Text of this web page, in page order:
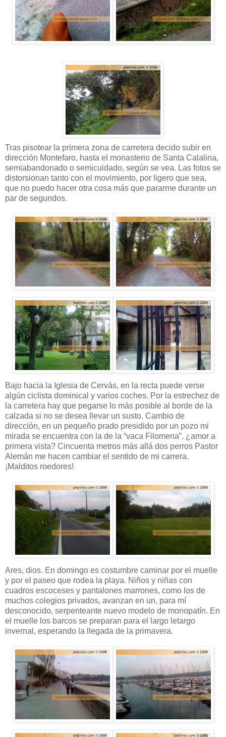
Tras pisotear la primera zona de carretera decido subir en
dirección Montefaro, hasta el monasterio de Santa Calalina,
semiabandonado o semicuidado, según se vea. Las fotos se
distorsionan tanto con el movimiento, por ligero que sea,
que no puedo hacer otra cosa más que pararme durante un
par de segundos.
Bajo hacia la Iglesia de Cervás, en la recta puede verse
algún ciclista dominical y varios coches. Por la estrechez de
la carretera hay que pegarse lo más posible al borde de la
calzada si no se desea llevar un susto. Cambio de
dirección, en un pequeño prado presidido por un pozo mi
mirada se encuentra con la de la “vaca Filomena”, ¿amor a
primera vista? Cincuenta metros más allá dos perros Pastor
Alemán me hacen cambiar el sentido de mi carrera.
¡Malditos roedores!
Ares, dios. En domingo es costumbre caminar por el muelle
y por el paseo que rodea la playa. Niños y niñas con
cuadros escoceses y pantalones marrones, como los de
muchos colegios privados, avanzan en un, para mí
desconocido, serpenteante nuevo modelo de monopatín. En
el muelle los barcos se preparan para el largo letargo
invernal, esperando la llegada de la primavera.